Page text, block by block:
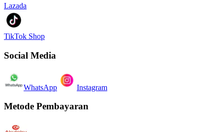
Lazada
TikTok Shop
Social Media
WhatsApp Instagram
Metode Pembayaran